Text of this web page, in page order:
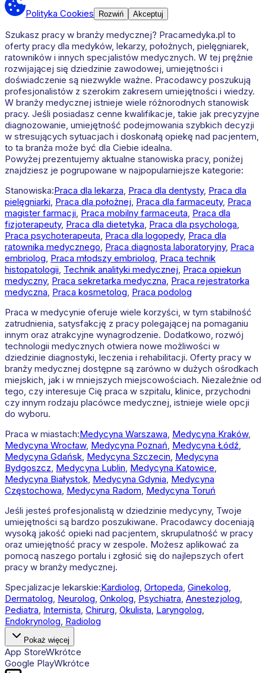
Polityka Cookies Rozwiń Akceptuj
Szukasz pracy w branży medycznej? Pracamedyka.pl to
oferty pracy dla medyków, lekarzy, położnych, pielęgniarek,
ratowników i innych specjalistów medycznych. W tej prężnie
rozwijającej się dziedzinie zawodowej, umiejętności i
doświadczenie są niezwykle ważne. Pracodawcy poszukują
profesjonalistów z szerokim zakresem umiejętności i wiedzy.
W branży medycznej istnieje wiele różnorodnych stanowisk
pracy. Jeśli posiadasz cenne kwalifikacje, takie jak precyzyjne
diagnozowanie, umiejętność podejmowania szybkich decyzji
w stresujących sytuacjach i doskonałą opiekę nad pacjentem,
to ta branża może być dla Ciebie idealna.
Powyżej prezentujemy aktualne stanowiska pracy, poniżej
znajdziesz je pogrupowane w najpopularniejsze kategorie:
Stanowiska:Praca dla lekarza Praca dla dentysty, Praca dla
pielęgniarki Praca dla położnej Praca dla farmaceuty, Praca
magister farmacji Praca mobilny farmaceuta Praca dla
fizjoterapeuty, Praca dla dietetyka Praca dla psychologa
Praca psychoterapeuta Praca dla logopedy, Praca dla
ratownika medycznego Praca diagnosta laboratoryjny, Praca
embriolog Praca młodszy embriolog Praca technik
histopatologii Technik analityki medycznej Praca opiekun
medyczny, Praca sekretarka medyczna Praca rejestratorka
medyczna Praca kosmetolog Praca podolog
Praca w medycynie oferuje wiele korzyści, w tym stabilność
zatrudnienia, satysfakcję z pracy polegającej na pomaganiu
innym oraz atrakcyjne wynagrodzenie. Dodatkowo, rozwój
technologii medycznych otwiera nowe możliwości w
dziedzinie diagnostyki, leczenia i rehabilitacji. Oferty pracy w
branży medycznej dostępne są zarówno w dużych ośrodkach
miejskich, jak i w mniejszych miejscowościach. Niezależnie od
tego, czy interesuje Cię praca w szpitalu, klinice, przychodni
czy innym rodzaju placówce medycznej, istnieje wiele opcji
do wyboru.
Praca w miastach:Medycyna Warszawa Medycyna Kraków,
Medycyna Wrocław, Medycyna Poznań Medycyna Łódź
Medycyna Gdańsk Medycyna Szczecin Medycyna
Bydgoszcz Medycyna Lublin Medycyna Katowice
Medycyna Białystok Medycyna Gdynia Medycyna
Częstochowa Medycyna Radom Medycyna Toruń
Jeśli jesteś profesjonalistą w dziedzinie medycyny, Twoje
umiejętności są bardzo poszukiwane. Pracodawcy doceniają
wysoką jakość opieki nad pacjentem, skrupulatność w pracy
oraz umiejętność pracy w zespole. Możesz aplikować za
pomocą naszego portalu i zgłosić się do najlepszych ofert
pracy w branży medycznej.
Specjalizacje lekarskie:Kardiolog Ortopeda Ginekolog
Dermatolog Neurolog Onkolog Psychiatra Anestezjolog
Pediatra Internista Chirurg Okulista Laryngolog
Endokrynolog Radiolog
Pokaż więcej
App StoreWkrótce
Google PlayWkrótce